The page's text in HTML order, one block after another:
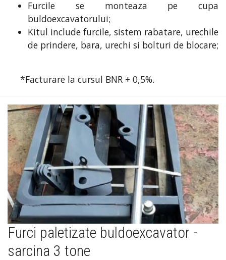
Furcile se monteaza pe cupa
buldoexcavatorului;
Kitul include furcile, sistem rabatare, urechile
de prindere, bara, urechi si bolturi de blocare;
*Facturare la cursul BNR + 0,5%.
Furci paletizate buldoexcavator -
sarcina 3 tone